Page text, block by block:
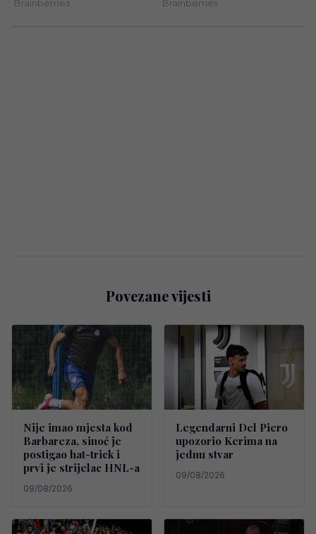
Povezane vijesti
Nije imao mjesta kod
Barbareza, sinoć je
postigao hat-trick i
prvi je strijelac HNL-a
09/08/2026
Legendarni Del Piero
upozorio Kerima na
jednu stvar
09/08/2026